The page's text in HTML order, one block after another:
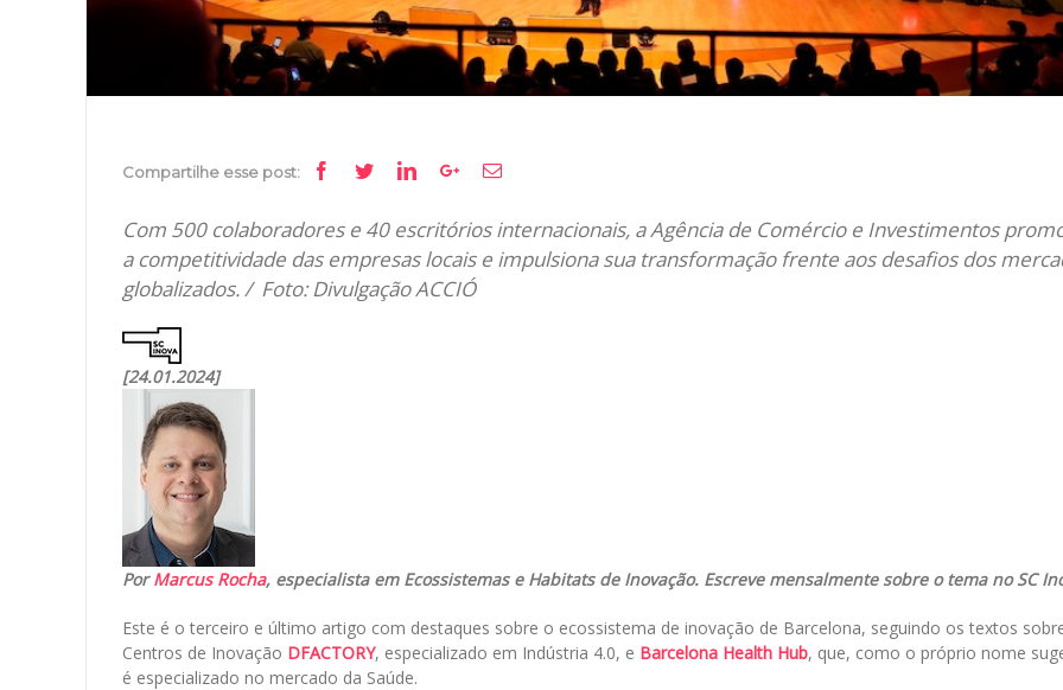
Compartilhe esse post: Facebook
TwitterLinkedinGoogle+Email
Com 500 colaboradores e 40 escritórios internacionais, a Agência de Comércio e Investimentos
a competitividade das empresas locais e impulsiona sua transformação frente aos desafios dos
globalizados. / Foto: Divulgação ACCIÓ
[24.01.2024]
PorMarcus Rocha, especialista em Ecossistemas e Habitats de Inovação. Escreve mensalmente sobre o tema no SC
Este é o terceiro e último artigo com destaques sobre o ecossistema de inovação de Barcelona, seguindo os textos
Centros de Inovação DFACTORY, especializado em Indústria 4.0, e Barcelona Health Hub, que, como o próprio nome
é especializado no mercado da Saúde.